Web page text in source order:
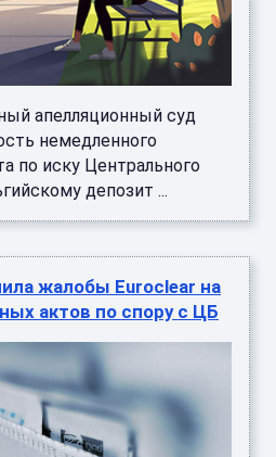
апелляционный суд
немедленного
по иску Центрального
депозит ...
жалобы Euroclear на
актов по спору с ЦБ